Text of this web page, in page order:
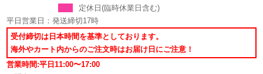
定休日(臨時休業日含む)
平日営業日：発送締切17時
受付締切は日本時間を基準としております。
海外やカート内からのご注文時はお届け日にご注意！
営業時間:平日11:00〜17:00